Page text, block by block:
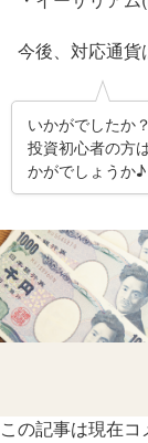
今後、対応通貨
いかがでしたか？
投資初心者の方
かがでしょうか♪
この記事は現在コ